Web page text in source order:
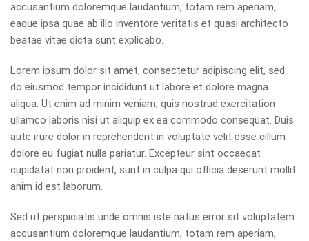
accusantium doloremque laudantium, totam rem aperiam,
eaque ipsa quae ab illo inventore veritatis et quasi architecto
beatae vitae dicta sunt explicabo.
Lorem ipsum dolor sit amet, consectetur adipiscing elit, sed
do eiusmod tempor incididunt ut labore et dolore magna
aliqua. Ut enim ad minim veniam, quis nostrud exercitation
ullamco laboris nisi ut aliquip ex ea commodo consequat. Duis
aute irure dolor in reprehenderit in voluptate velit esse cillum
dolore eu fugiat nulla pariatur. Excepteur sint occaecat
cupidatat non proident, sunt in culpa qui officia deserunt mollit
anim id est laborum.
Sed ut perspiciatis unde omnis iste natus error sit voluptatem
accusantium doloremque laudantium, totam rem aperiam,